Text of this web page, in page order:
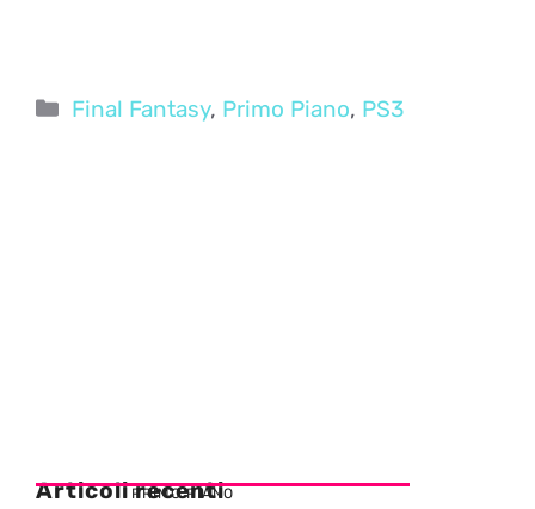
Categorie
Final Fantasy, Primo Piano, PS3
Articoli recenti
PRIMO PIANO